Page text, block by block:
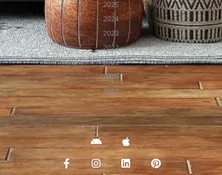
2025
2024
2023
2022
2021
2020
2019